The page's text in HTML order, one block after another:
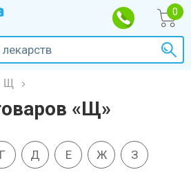
Щ
«Щ»
Г Д Е Ж З